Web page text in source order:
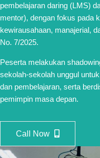
pembelajaran daring (LMS)
mentor), dengan fokus pada
kewirausahaan, manajerial,
No. 7/2025.
Peserta melakukan
sekolah-sekolah unggul
dan pembelajaran, serta
pemimpin masa depan.
Call Now